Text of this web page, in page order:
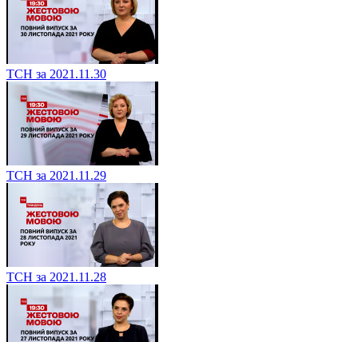
ТСН за 2021.11.30
ТСН за 2021.11.29
ТСН за 2021.11.28